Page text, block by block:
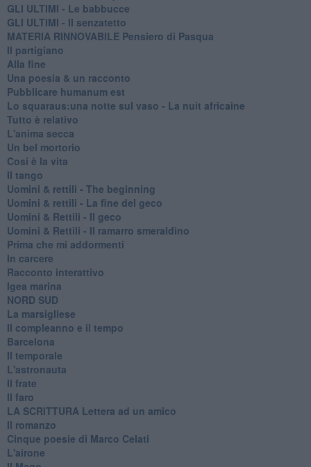
GLI ULTIMI - Le babbucce
GLI ULTIMI - Il senzatetto
MATERIA RINNOVABILE Pensiero di Pasqua
Il partigiano
Alla fine
Una poesia & un racconto
Pubblicare humanum est
Lo squaraus:una notte sul vaso - La nuit africaine
Tutto è relativo
L'anima secca
Un bel mortorio
Cosi è la vita
Il tango
​Uomini & rettili - The beginning
​Uomini & rettili - La fine del geco
Uomini & Rettili - Il geco
Uomini & Rettili - Il ramarro smeraldino
Prima che mi addormenti
In carcere
Racconto interattivo
Igea marina
​NORD SUD
La marsigliese
Il compleanno e il tempo
Barcelona
Il temporale
L'astronauta
Il frate
Il faro
​LA SCRITTURA Lettera ad un amico
Il romanzo
Cinque poesie di Marco Celati
L'airone